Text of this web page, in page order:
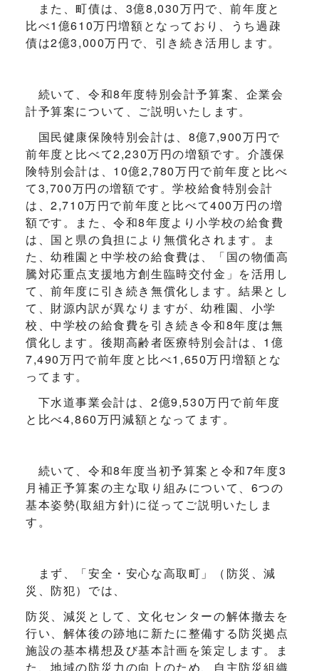
また、町債は、3億8,030万円で、前年度と
比べ1億610万円増額となっており、うち過疎
債は2億3,000万円で、引き続き活用します。
続いて、令和8年度特別会計予算案、企業会
計予算案について、ご説明いたします。
国民健康保険特別会計は、8億7,900万円で
前年度と比べて2,230万円の増額です。介護保
険特別会計は、10億2,780万円で前年度と比べ
て3,700万円の増額です。学校給食特別会計
は、2,710万円で前年度と比べて400万円の増
額です。また、令和8年度より小学校の給食費
は、国と県の負担により無償化されます。ま
た、幼稚園と中学校の給食費は、「国の物価高
騰対応重点支援地方創生臨時交付金」を活用し
て、前年度に引き続き無償化します。結果とし
て、財源内訳が異なりますが、幼稚園、小学
校、中学校の給食費を引き続き令和8年度は無
償化します。後期高齢者医療特別会計は、1億
7,490万円で前年度と比べ1,650万円増額とな
ってます。
下水道事業会計は、2億9,530万円で前年度
と比べ4,860万円減額となってます。
続いて、令和8年度当初予算案と令和7年度3
月補正予算案の主な取り組みについて、6つの
基本姿勢(取組方針)に従ってご説明いたしま
す。
まず、「安全・安心な高取町」（防災、減
災、防犯）では、
防災、減災として、文化センターの解体撤去を
行い、解体後の跡地に新たに整備する防災拠点
施設の基本構想及び基本計画を策定します。ま
た、地域の防災力の向上のため、自主防災組織